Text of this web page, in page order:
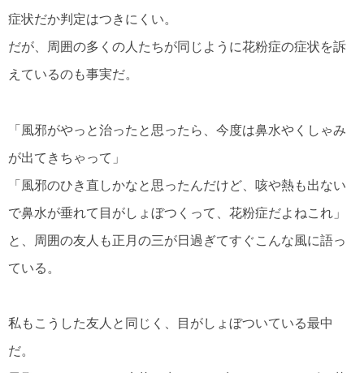
症状だか判定はつきにくい。
だが、周囲の多くの人たちが同じように花粉症の症状を訴
えているのも事実だ。
「風邪がやっと治ったと思ったら、今度は鼻水やくしゃみ
が出てきちゃって」
「風邪のひき直しかなと思ったんだけど、咳や熱も出ない
で鼻水が垂れて目がしょぼつくって、花粉症だよねこれ」
と、周囲の友人も正月の三が日過ぎてすぐこんな風に語っ
ている。
私もこうした友人と同じく、目がしょぼついている最中
だ。